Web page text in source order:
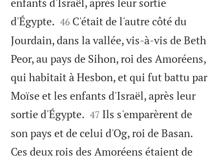
d'Égypte. 

46 C'était de l'autre côté du
Jourdain, dans la vallée, vis-à-vis de Beth
Peor, au pays de Sihon, roi des Amoréens,
qui habitait à Hesbon, et qui fut battu par
Moïse et les enfants d'Israël, après leur
sortie d'Égypte. 

47 Ils s'emparèrent de
son pays et de celui d'Og, roi de Basan.
Ces deux rois des Amoréens étaient de